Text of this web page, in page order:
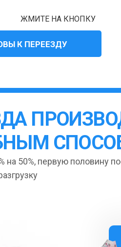
ЖМИТЕ НА КНОПКУ
К ПЕРЕЕЗДУ
50%, первую половину